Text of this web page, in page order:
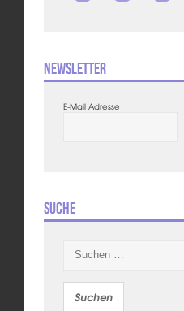
Newsletter
E-Mail Adresse
Suche
nach: